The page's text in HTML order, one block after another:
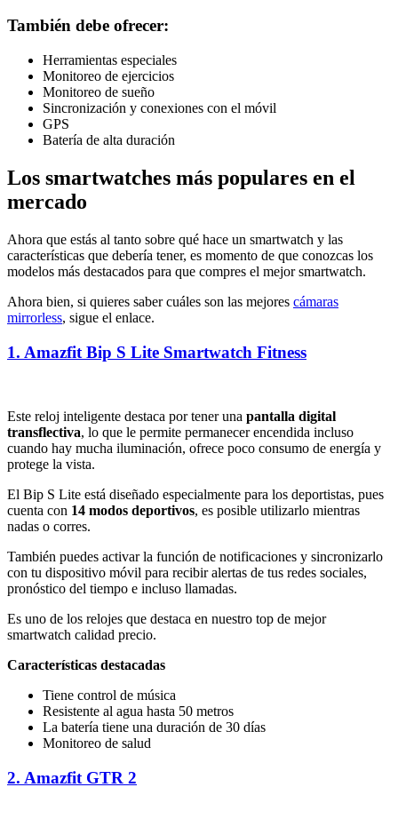
También debe ofrecer:
Herramientas especiales
Monitoreo de ejercicios
Monitoreo de sueño
Sincronización y conexiones con el móvil
GPS
Batería de alta duración
Los smartwatches más populares en el
mercado
Ahora que estás al tanto sobre qué hace un smartwatch y las
características que debería tener, es momento de que conozcas los
modelos más destacados para que compres el mejor smartwatch.
Ahora bien, si quieres saber cuáles son las mejores cámaras
mirrorless, sigue el enlace.
1. Amazfit Bip S Lite Smartwatch Fitness
Este reloj inteligente destaca por tener una pantalla digital
transflectiva, lo que le permite permanecer encendida incluso
cuando hay mucha iluminación, ofrece poco consumo de energía y
protege la vista.
El Bip S Lite está diseñado especialmente para los deportistas, pues
cuenta con 14 modos deportivos, es posible utilizarlo mientras
nadas o corres.
También puedes activar la función de notificaciones y sincronizarlo
con tu dispositivo móvil para recibir alertas de tus redes sociales,
pronóstico del tiempo e incluso llamadas.
Es uno de los relojes que destaca en nuestro top de mejor
smartwatch calidad precio.
Características destacadas
Tiene control de música
Resistente al agua hasta 50 metros
La batería tiene una duración de 30 días
Monitoreo de salud
2. Amazfit GTR 2